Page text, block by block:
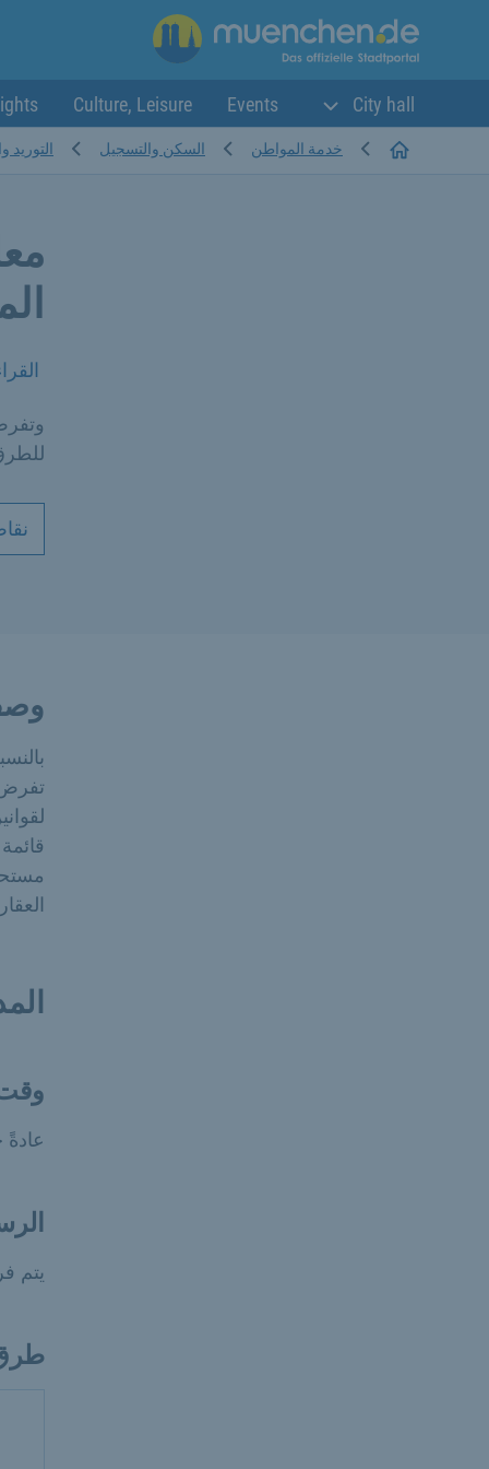
City hall
Events
Culture, Leisure
Startseiteخدمة المواطن السكن والتسجيل التوريد
تفرض
عادةً
يتم فرض
طرق